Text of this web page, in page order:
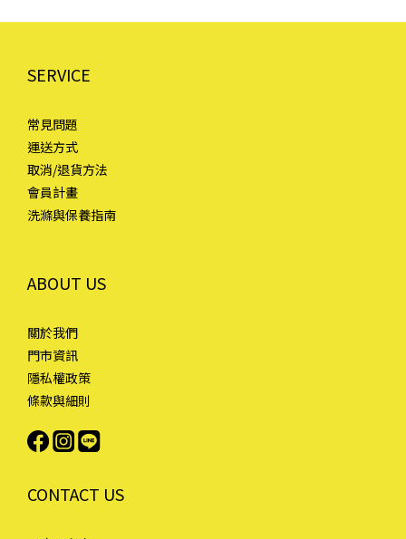
SERVICE
常見問題
運送方式
取消/退貨方法
會員計畫
洗滌與保養指南
ABOUT US
關於我們
門市資訊
隱私權政策
條款與細則
CONTACT US